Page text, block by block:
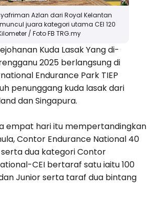
Azlan dari Royal Kelantan
juara kategori utama CEI 120
/ Foto FB TRG.my
Kuda Lasak Yang di-
2025 berlangsung di
Endurance Park TIEP
penunggang kuda lasak dari
dan Singapura.
empat hari itu mempertandingkan
Contor Endurance National 40
dua kategori Contor
CEI bertaraf satu iaitu 100
Junior serta taraf dua bintang